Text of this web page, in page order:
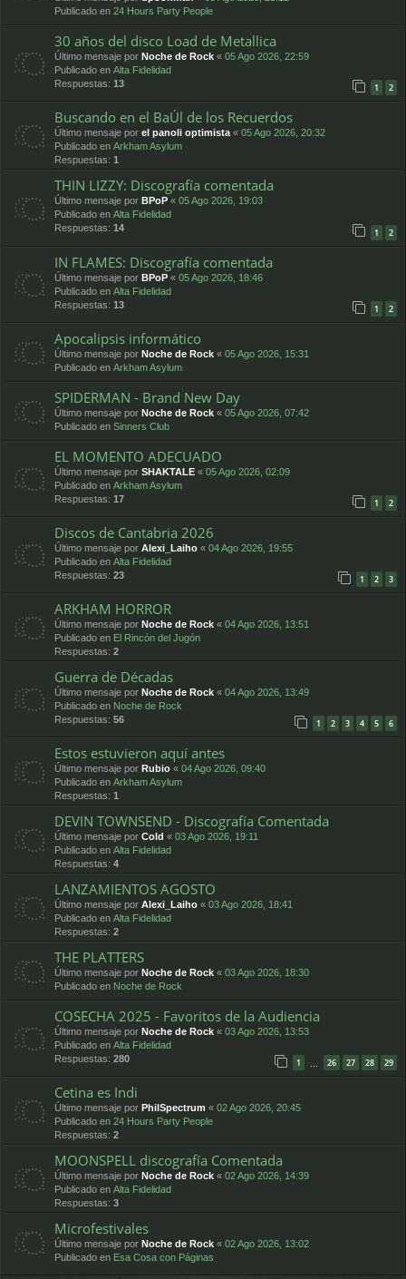
Publicado en 24 Hours Party People
30 años del disco Load de Metallica
Último mensaje por Noche de Rock « 05 Ago 2026, 22:59
Publicado en Alta Fidelidad
Respuestas: 13 1 2
Buscando en el BaÚl de los Recuerdos
Último mensaje por el panoli optimista« 05 Ago 2026, 20:32
Publicado en Arkham Asylum
Respuestas: 1
THIN LIZZY: Discografía comentada
Último mensaje por BPoP « 05 Ago 2026, 19:03
Publicado en Alta Fidelidad
Respuestas: 14 1 2
IN FLAMES: Discografía comentada
Último mensaje por BPoP « 05 Ago 2026, 18:46
Publicado en Alta Fidelidad
Respuestas: 13 1 2
Apocalipsis informático
Último mensaje por Noche de Rock « 05 Ago 2026, 15:31
Publicado en Arkham Asylum
SPIDERMAN - Brand New Day
Último mensaje por Noche de Rock « 05 Ago 2026, 07:42
Publicado en Sinners Club
EL MOMENTO ADECUADO
Último mensaje por SHAKTALE « 05 Ago 2026, 02:09
Publicado en Arkham Asylum
Respuestas: 17 1 2
Discos de Cantabria 2026
Último mensaje por Alexi_Laiho « 04 Ago 2026, 19:55
Publicado en Alta Fidelidad
Respuestas: 23 1 2 3
ARKHAM HORROR
Último mensaje por Noche de Rock « 04 Ago 2026, 13:51
Publicado en El Rincón del Jugón
Respuestas: 2
Guerra de Décadas
Último mensaje por Noche de Rock « 04 Ago 2026, 13:49
Publicado en Noche de Rock
Respuestas: 56 1 2 3 4 5 6
Estos estuvieron aquí antes
Último mensaje por Rubio « 04 Ago 2026, 09:40
Publicado en Arkham Asylum
Respuestas: 1
DEVIN TOWNSEND - Discografía Comentada
Último mensaje por Cold « 03 Ago 2026, 19:11
Publicado en Alta Fidelidad
Respuestas: 4
LANZAMIENTOS AGOSTO
Último mensaje por Alexi_Laiho « 03 Ago 2026, 18:41
Publicado en Alta Fidelidad
Respuestas: 2
THE PLATTERS
Último mensaje por Noche de Rock « 03 Ago 2026, 18:30
Publicado en Noche de Rock
COSECHA 2025 - Favoritos de la Audiencia
Último mensaje por Noche de Rock « 03 Ago 2026, 13:53
Publicado en Alta Fidelidad
Respuestas: 280 1 … 26 27 28 29
Cetina es Indi
Último mensaje por PhilSpectrum « 02 Ago 2026, 20:45
Publicado en 24 Hours Party People
Respuestas: 2
MOONSPELL discografía Comentada
Último mensaje por Noche de Rock « 02 Ago 2026, 14:39
Publicado en Alta Fidelidad
Respuestas: 3
Microfestivales
Último mensaje por Noche de Rock « 02 Ago 2026, 13:02
Publicado en Esa Cosa con Páginas